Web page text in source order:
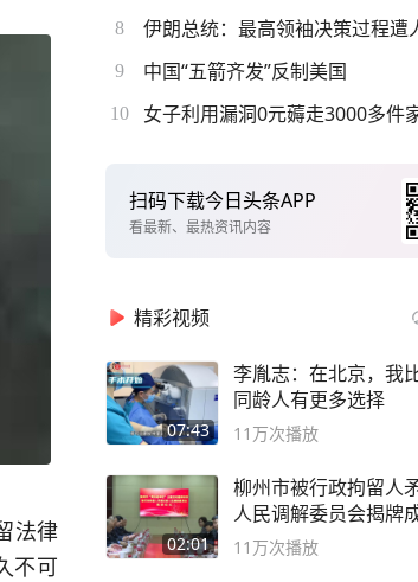
法律
不可
8 伊朗总统：最高领袖决策过程遭
9 中国“五箭齐发”反制美国
10 女子利用漏洞0元薅走3000多件
扫码下载今日头条APP
看最新、最热资讯内容
精彩视频
07:43
李胤志：在北京，我
同龄人有更多选择
11万次播放
02:01
柳州市被行政拘留人
人民调解委员会揭牌
11万次播放